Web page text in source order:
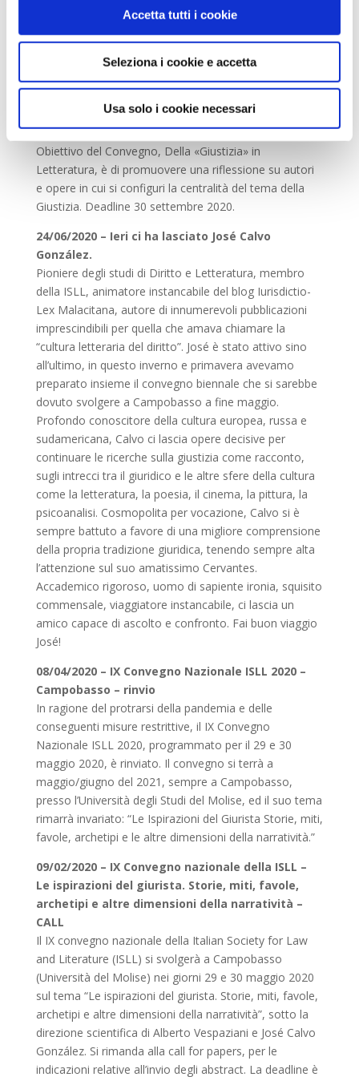
Accetta tutti i cookie
Seleziona i cookie e accetta
Usa solo i cookie necessari
di Sovrastrutture, in cui trovano spazio interessanti
10/07/2020 – Della «Giustizia» in Letteratura –
call for papiers
sede della Università IULM, si svolgerà il Convegno
della Società Italiana di Comparatistica Letteraria.
Obiettivo del Convegno, Della «Giustizia» in
Letteratura, è di promuovere una riflessione su autori
e opere in cui si configuri la centralità del tema della
Giustizia. Deadline 30 settembre 2020.
24/06/2020 – Ieri ci ha lasciato José Calvo
González.
Pioniere degli studi di Diritto e Letteratura, membro
della ISLL, animatore instancabile del blog Iurisdictio-
Lex Malacitana, autore di innumerevoli pubblicazioni
imprescindibili per quella che amava chiamare la
“cultura letteraria del diritto”. José è stato attivo sino
all’ultimo, in questo inverno e primavera avevamo
preparato insieme il convegno biennale che si sarebbe
dovuto svolgere a Campobasso a fine maggio.
Profondo conoscitore della cultura europea, russa e
sudamericana, Calvo ci lascia opere decisive per
continuare le ricerche sulla giustizia come racconto,
sugli intrecci tra il giuridico e le altre sfere della cultura
come la letteratura, la poesia, il cinema, la pittura, la
psicoanalisi. Cosmopolita per vocazione, Calvo si è
sempre battuto a favore di una migliore comprensione
della propria tradizione giuridica, tenendo sempre alta
l’attenzione sul suo amatissimo Cervantes.
Accademico rigoroso, uomo di sapiente ironia, squisito
commensale, viaggiatore instancabile, ci lascia un
amico capace di ascolto e confronto. Fai buon viaggio
José!
08/04/2020 – IX Convegno Nazionale ISLL 2020 –
Campobasso – rinvio
In ragione del protrarsi della pandemia e delle
conseguenti misure restrittive, il IX Convegno
Nazionale ISLL 2020, programmato per il 29 e 30
maggio 2020, è rinviato. Il convegno si terrà a
maggio/giugno del 2021, sempre a Campobasso,
presso l’Università degli Studi del Molise, ed il suo tema
rimarrà invariato: “Le Ispirazioni del Giurista Storie, miti,
favole, archetipi e le altre dimensioni della narratività.”
09/02/2020 – IX Convegno nazionale della ISLL –
Le ispirazioni del giurista. Storie, miti, favole,
archetipi e altre dimensioni della narratività –
CALL
Il IX convegno nazionale della Italian Society for Law
and Literature (ISLL) si svolgerà a Campobasso
(Università del Molise) nei giorni 29 e 30 maggio 2020
sul tema “Le ispirazioni del giurista. Storie, miti, favole,
archetipi e altre dimensioni della narratività”, sotto la
direzione scientifica di Alberto Vespaziani e José Calvo
González. Si rimanda alla call for papers, per le
indicazioni relative all’invio degli abstract. La deadline è